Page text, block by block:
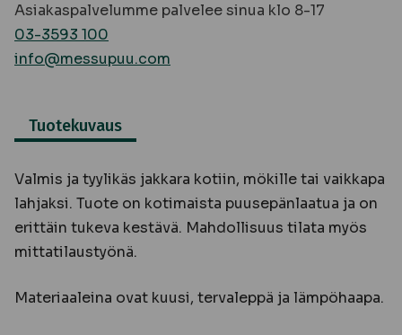
Asiakaspalvelumme palvelee sinua klo 8-17
03-3593 100
info@messupuu.com
Tuotekuvaus
Valmis ja tyylikäs jakkara kotiin, mökille tai vaikkapa
lahjaksi. Tuote on kotimaista puusepänlaatua ja on
erittäin tukeva kestävä. Mahdollisuus tilata myös
mittatilaustyönä.
Materiaaleina ovat kuusi, tervaleppä ja lämpöhaapa.